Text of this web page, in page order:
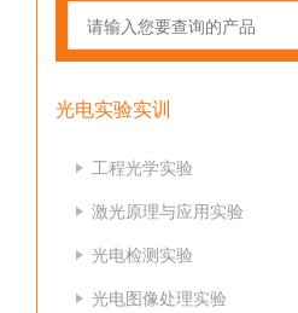
光电实验实训
工程光学实验
激光原理与应用实验
光电检测实验
光电图像处理实验